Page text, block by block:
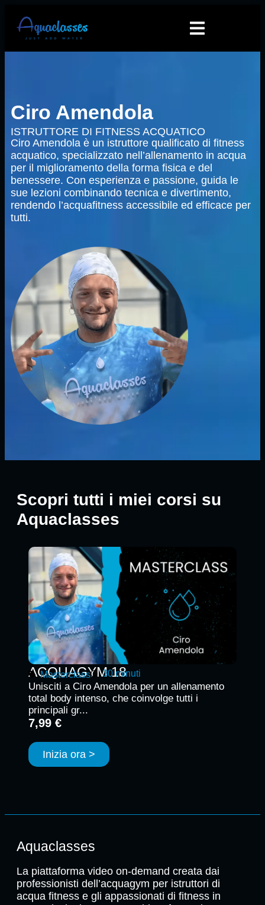
Ciro Amendola
ISTRUTTORE DI FITNESS ACQUATICO
Ciro Amendola è un istruttore qualificato di fitness
acquatico, specializzato nell’allenamento in acqua
per il miglioramento della forma fisica e del
benessere. Con esperienza e passione, guida le
sue lezioni combinando tecnica e divertimento,
rendendo l’acquafitness accessibile ed efficace per
tutti.
Scopri tutti i miei corsi su
Aquaclasses
ACQUAGYM 18
Masterclass 30 minuti
Unisciti a Ciro Amendola per un allenamento
total body intenso, che coinvolge tutti i
principali gr...
7,99 €
Inizia ora >
Aquaclasses
La piattaforma video on-demand creata dai
professionisti dell’acquagym per istruttori di
acqua fitness e gli appassionati di fitness in